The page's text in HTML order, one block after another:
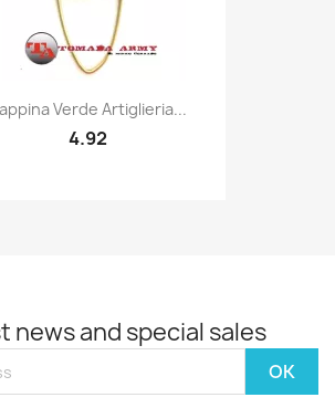
Quick view
Verde Artiglieria...
4.92
news and special sales